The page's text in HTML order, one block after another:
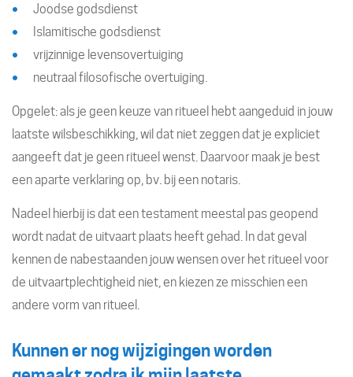
Joodse godsdienst
Islamitische godsdienst
vrijzinnige levensovertuiging
neutraal filosofische overtuiging.
Opgelet: als je geen keuze van ritueel hebt aangeduid in jouw
laatste wilsbeschikking, wil dat niet zeggen dat je expliciet
aangeeft dat je geen ritueel wenst. Daarvoor maak je best
een aparte verklaring op, bv. bij een notaris.
Nadeel hierbij is dat een testament meestal pas geopend
wordt nadat de uitvaart plaats heeft gehad. In dat geval
kennen de nabestaanden jouw wensen over het ritueel voor
de uitvaartplechtigheid niet, en kiezen ze misschien een
andere vorm van ritueel.
Kunnen er nog wijzigingen worden